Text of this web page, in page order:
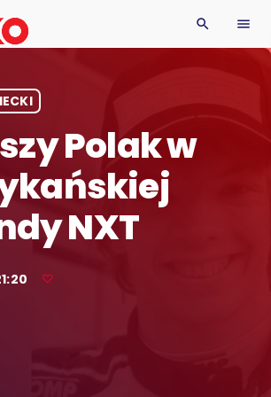
search menu
Polak w
NXT